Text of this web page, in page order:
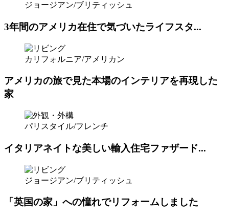
ジョージアン/ブリティッシュ
3年間のアメリカ在住で気づいたライフスタ...
カリフォルニア/アメリカン
アメリカの旅で見た本場のインテリアを再現した
家
パリスタイル/フレンチ
イタリアネイトな美しい輸入住宅ファザード...
ジョージアン/ブリティッシュ
「英国の家」への憧れでリフォームしました